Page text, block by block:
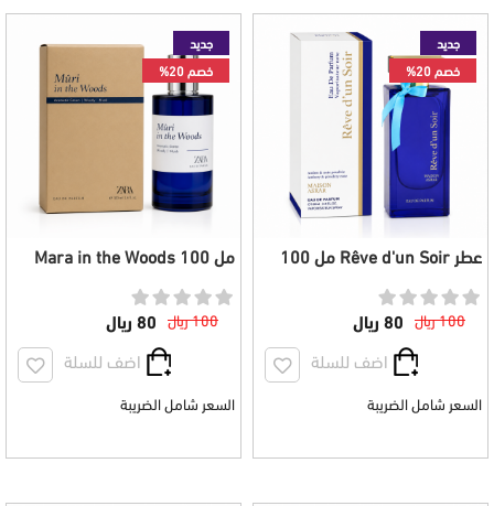
جديد
خصم 20%
عطر Rêve d'un Soir مل 100
100 ريال
80 ريال
اضف للسلة
السعر شامل الضريبة
جديد
خصم 20%
مل 100 Mara in the Woods
100 ريال
80 ريال
اضف للسلة
السعر شامل الضريبة